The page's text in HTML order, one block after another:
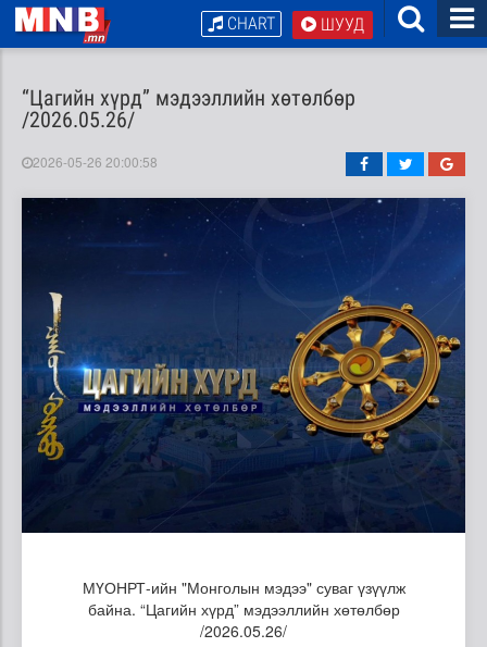
ШУУД
CHART
“Цагийн хүрд” мэдээллийн хөтөлбөр
/2026.05.26/
2026-05-26 20:00:58
МҮОНРТ-ийн "Монголын мэдээ" суваг үзүүлж
байна. “Цагийн хүрд” мэдээллийн хөтөлбөр
/2026.05.26/